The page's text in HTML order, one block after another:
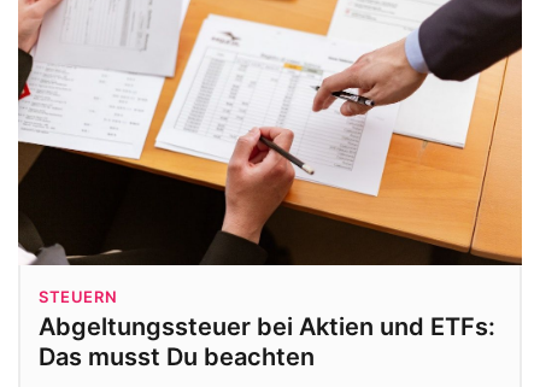
STEUERN
Abgeltungssteuer bei Aktien und ETFs:
Das musst Du beachten